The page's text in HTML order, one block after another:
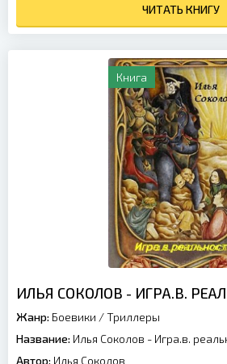
ЧИТАТЬ КНИГУ
Книга
ИЛЬЯ СОКОЛОВ - ИГРА.В.
Жанр: Боевики /Триллеры
Название: Илья Соколов - Игра.в.
Автор: Илья Соколов